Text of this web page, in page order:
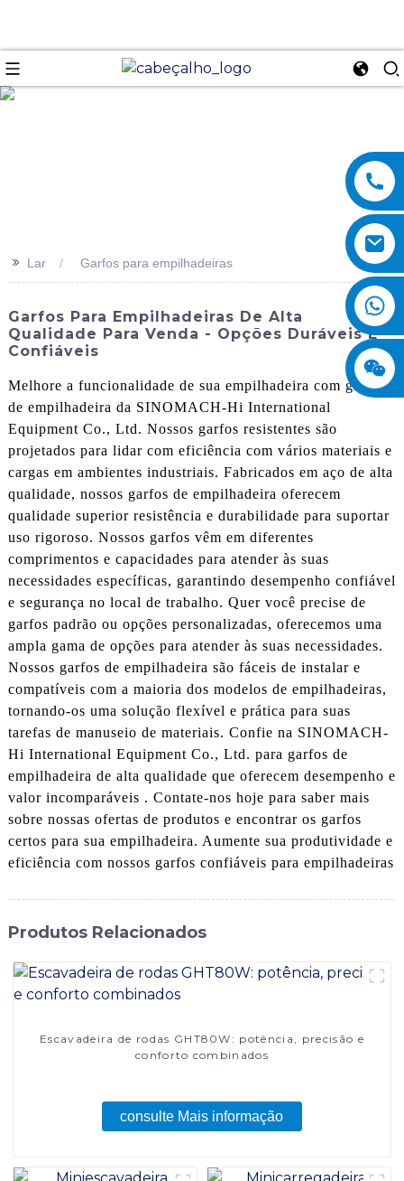
>> Lar Garfos para empilhadeiras
Garfos Para Empilhadeiras De Alta
Qualidade Para Venda - Opções Duráveis ​​e
Confiáveis
Melhore a funcionalidade de sua empilhadeira com garfos
de empilhadeira da SINOMACH-Hi International
Equipment Co., Ltd. Nossos garfos resistentes são
projetados para lidar com eficiência com vários materiais e
cargas em ambientes industriais. Fabricados em aço de alta
qualidade, nossos garfos de empilhadeira oferecem
qualidade superior resistência e durabilidade para suportar
uso rigoroso. Nossos garfos vêm em diferentes
comprimentos e capacidades para atender às suas
necessidades específicas, garantindo desempenho confiável
e segurança no local de trabalho. Quer você precise de
garfos padrão ou opções personalizadas, oferecemos uma
ampla gama de opções para atender às suas necessidades.
Nossos garfos de empilhadeira são fáceis de instalar e
compatíveis com a maioria dos modelos de empilhadeiras,
tornando-os uma solução flexível e prática para suas
tarefas de manuseio de materiais. Confie na SINOMACH-
Hi International Equipment Co., Ltd. para garfos de
empilhadeira de alta qualidade que oferecem desempenho e
valor incomparáveis . Contate-nos hoje para saber mais
sobre nossas ofertas de produtos e encontrar os garfos
certos para sua empilhadeira. Aumente sua produtividade e
eficiência com nossos garfos confiáveis ​​para empilhadeiras
Produtos Relacionados
Escavadeira de rodas GHT80W: potência, precisão e
conforto combinados
consulte Mais informação